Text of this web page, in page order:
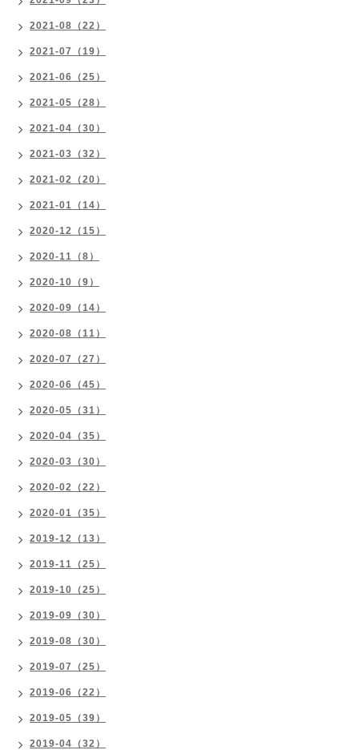
2021-08（22）
2021-07（19）
2021-06（25）
2021-05（28）
2021-04（30）
2021-03（32）
2021-02（20）
2021-01（14）
2020-12（15）
2020-11（8）
2020-10（9）
2020-09（14）
2020-08（11）
2020-07（27）
2020-06（45）
2020-05（31）
2020-04（35）
2020-03（30）
2020-02（22）
2020-01（35）
2019-12（13）
2019-11（25）
2019-10（25）
2019-09（30）
2019-08（30）
2019-07（25）
2019-06（22）
2019-05（39）
2019-04（32）